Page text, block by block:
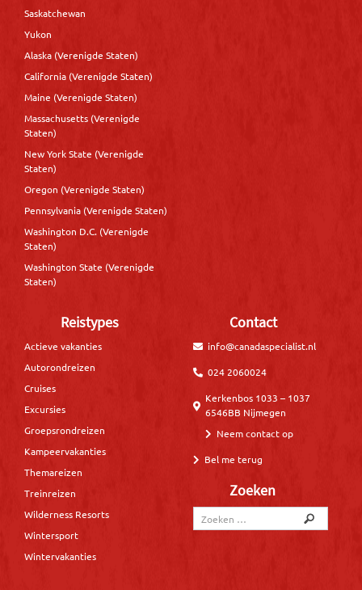
Saskatchewan
Yukon
Alaska (Verenigde Staten)
California (Verenigde Staten)
Maine (Verenigde Staten)
Massachusetts (Verenigde
Staten)
New York State (Verenigde
Staten)
Oregon (Verenigde Staten)
Pennsylvania (Verenigde Staten)
Washington D.C. (Verenigde
Staten)
Washington State (Verenigde
Staten)
Reistypes
Actieve vakanties
Autorondreizen
Cruises
Excursies
Groepsrondreizen
Kampeervakanties
Themareizen
Treinreizen
Wilderness Resorts
Wintersport
Wintervakanties
Contact
info@canadaspecialist.nl
024 2060024
Kerkenbos 1033 – 1037
6546BB Nijmegen
Neem contact op
Bel me terug
Zoeken